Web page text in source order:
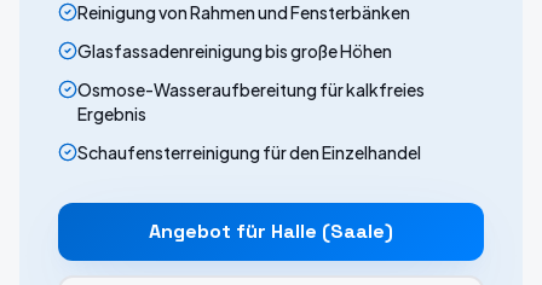
Reinigung von Rahmen und Fensterbänken
Glasfassadenreinigung bis große Höhen
Osmose-Wasseraufbereitung für kalkfreies
Ergebnis
Schaufensterreinigung für den Einzelhandel
Angebot für Halle (Saale)